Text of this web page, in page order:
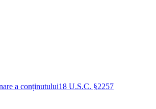
a conținutului18 U.S.C. §2257